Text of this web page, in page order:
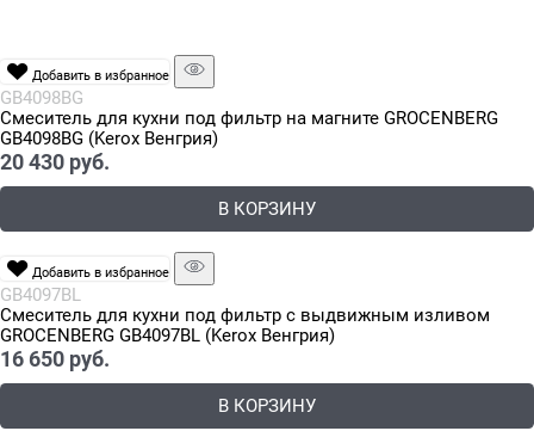
Добавить в избранное
GB4098BG
Смеситель для кухни под фильтр на магните GROCENBERG
GB4098BG (Kerox Венгрия)
20 430 руб.
В КОРЗИНУ
Добавить в избранное
GB4097BL
Смеситель для кухни под фильтр с выдвижным изливом
GROCENBERG GB4097BL (Kerox Венгрия)
16 650 руб.
В КОРЗИНУ